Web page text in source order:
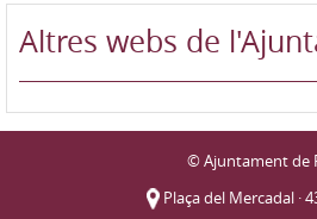
Altres webs de
© Ajuntament de
Plaça del Mercadal ·